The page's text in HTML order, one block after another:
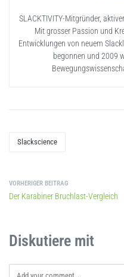
SLACKTIVITY-Mitgründer,
Mit grosser Passion und
Entwicklungen von neuem
begonnen und 2009
Slackscience
VORHERIGER BEITRAG
Der Karabiner Bruchlast-Vergleich
Diskutiere mit